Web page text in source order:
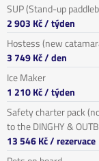
SUP (Stand-up
2 903 Kč/ týden
Hostess (new
3 749 Kč/ den
Ice Maker
1 210 Kč/ týden
Safety charter pack
to the DINGHY &
13 546 Kč/ rezervace